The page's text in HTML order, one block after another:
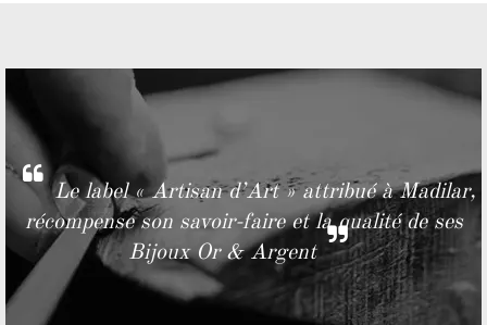
Le label « Artisan d’Art » attribué à Madilar,
récompense son savoir-faire et la qualité de ses
Bijoux Or & Argent